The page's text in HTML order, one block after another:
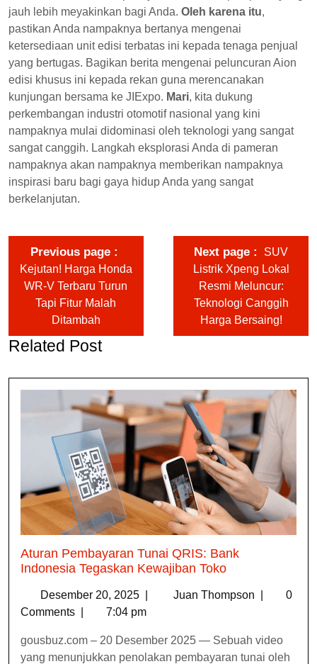
jauh lebih meyakinkan bagi Anda. Oleh karena itu,
pastikan Anda nampaknya bertanya mengenai
ketersediaan unit edisi terbatas ini kepada tenaga penjual
yang bertugas. Bagikan berita mengenai peluncuran Aion
edisi khusus ini kepada rekan guna merencanakan
kunjungan bersama ke JIExpo. Mari, kita dukung
perkembangan industri otomotif nasional yang kini
nampaknya mulai didominasi oleh teknologi yang sangat
sangat canggih. Langkah eksplorasi Anda di pameran
nampaknya akan nampaknya memberikan nampaknya
inspirasi baru bagi gaya hidup Anda yang sangat
berkelanjutan.
Previous page
Kejutan! Harga Honda
WR-V Terbaru Turun
Tapi Fitur Malah
Ditambah
Next page
SUV
Listrik Xpeng Lokal
Resmi Meluncur:
Teknologi Canggih
Harga Bersaing!
Related Post
Aturan Pembayaran Tunai QRIS: Bank
Indonesia Tegaskan Kewajiban Toko
Desember 20, 2025 Juan Thompson
0
Comments
7:04 pm
gousbuz.com – 20 Desember 2025 — Sebuah video
yang menunjukkan penolakan pembayaran tunai oleh